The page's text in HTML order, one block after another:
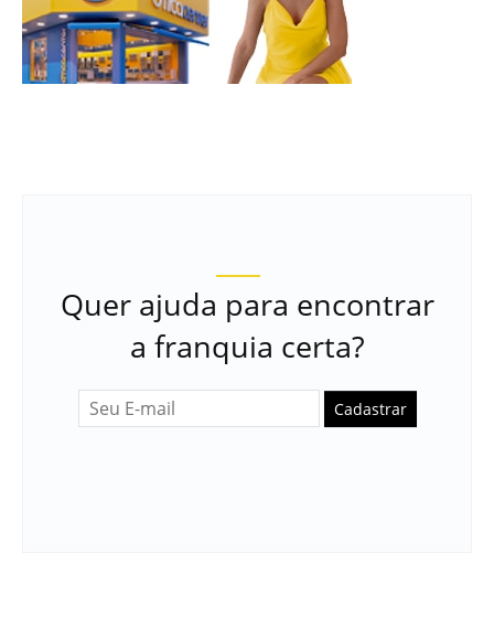
Quer ajuda para encontrar
a franquia certa?
Cadastrar